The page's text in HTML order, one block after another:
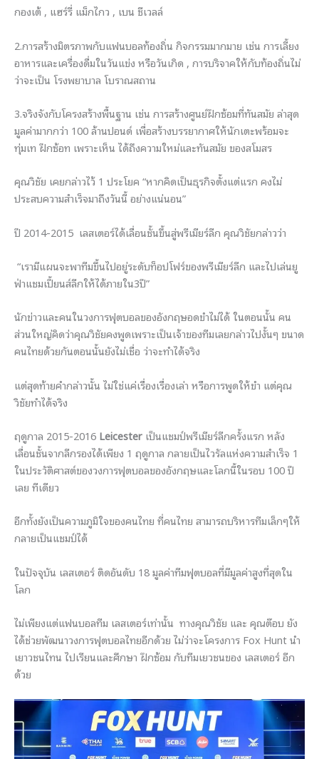
กองเต้ , แฮร์รี่ แม็กไกว , เบน ชีเวลล์
2.การสร้างมิตรภาพกับแฟนบอลท้องถิ่น กิจกรรมมากมาย เช่น การเลี้ยง
อาหารและเครื่องดื่มในวันแข่ง หรือวันเกิด , การบริจาคให้กับท้องถิ่นไม่
ว่าจะเป็น โรงพยาบาล โบราณสถาน
3.จริงจังกับโครงสร้างพื้นฐาน เช่น การสร้างศูนย์ฝึกซ้อมที่ทันสมัย ล่าสุด
มูลค่ามากกว่า 100 ล้านปอนด์ เพื่อสร้างบรรยากาศให้นักเตะพร้อมจะ
ทุ่มเท ฝีกซ้อท เพราะเห็น ได้ถึงความใหม่และทันสมัย ของสโมสร
คุณวิชัย เคยกล่าวไว้ 1 ประโยค “หากคิดเป็นธุรกิจตั้งแต่แรก คงไม่
ประสบความสำเร็จมาถึงวันนี้ อย่างแน่นอน”
ปี 2014-2015 เลสเตอร์ได้เลื่อนชั้นขึ้นสู่พรีเมียร์ลีก คุณวิชัยกล่าวว่า
“เรามีแผนจะพาทีมขึ้นไปอยู่ระดับท็อปโฟร์ของพรีเมียร์ลีก และไปเล่นยู
ฟ่าแชมเปี้ยนส์ลีกให้ได้ภายใน3ปี”
นักข่าวและคนในวงการฟุตบอลของอังกฤษอดขำไม่ได้ ในตอนนั้น คน
ส่วนใหญ่คิดว่าคุณวิชัยคงพูดเพราะเป็นเจ้าของทีมเลยกล่าวไปงั้นๆ ขนาด
คนไทยด้วยกันตอนนั้นยังไม่เชื่อ ว่าจะทำได้จริง
แต่สุดท้ายคำกล่าวนั้น ไม่ใช่แค่เรื่องเรื่องเล่า หรือการพูดให้ขำ แต่คุณ
วิชัยทำได้จริง
ฤดูกาล 2015-2016 Leicester เป็นแชมป์พรีเมียร์ลีกครั้งแรก หลัง
เลื่อนชั้นจากลีกรองได้เพียง 1 ฤดูกาล กลายเป็นไวรัลแห่งความสำเร็จ 1
ในประวัติศาสต์ของวงการฟุตบอลของอังกฤษและโลกนี้ในรอบ 100 ปี
เลย ทีเดียว
อีกทั้งยังเป็นความภูมิใจของคนไทย ที่คนไทย สามารถบริหารทีมเล็กๆให้
กลายเป็นแชมป์ได้
ในปัจจุบัน เลสเตอร์ ติดอันดับ 18 มูลค่าทีมฟุตบอลที่มีมูลค่าสูงที่สุดใน
โลก
ไม่เพียงแต่แฟนบอลทีม เลสเตอร์เท่านั้น ทางคุณวิชัย และ คุณต๊อบ ยัง
ได้ช่วยพัฒนาวงการฟุตบอลไทยอีกด้วย ไม่ว่าจะโครงการ Fox Hunt นำ
เยาวชนไทน ไปเรียนและศึกษา ฝึกซ้อม กับทีมเยวชนของ เลสเตอร์ อีก
ด้วย